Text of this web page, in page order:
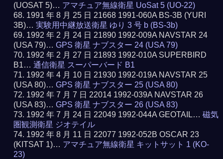
(UOSAT 5)… アマチュア無線衛星 UoSat 5 (UO-22)
1991 年 8 月 25 日 21668 1991-060A BS-3B (YURI
3B)…実験用中継放送衛星 ゆり 3 号 b (BS-3b)
1992 年 2 月 24 日 21890 1992-009A NAVSTAR 24
(USA 79)…GPS 衛星 ナブスター 24 (USA 79)
1992 年 2 月 27 日 21893 1992-010A SUPERBIRD
B1…通信衛星 スーパーバード B1
1992 年 4 月 10 日 21930 1992-019A NAVSTAR 25
(USA 80)…GPS 衛星 ナブスター 25 (USA 80)
1992 年 7 月 7 日 22014 1992-039A NAVSTAR 26
(USA 83)…GPS 衛星 ナブスター 26 (USA 83)
1992 年 7 月 24 日 22049 1992-044A GEOTAIL…磁気
圏観測衛星 ジオテイル
1992 年 8 月 11 日 22077 1992-052B OSCAR 23
(KITSAT 1)… アマチュア無線衛星 キットサット 1 (KO-
23)